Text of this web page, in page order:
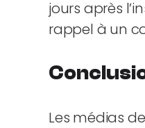
jours après
rappel à un
Les médias